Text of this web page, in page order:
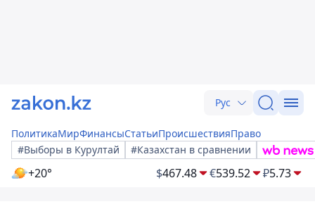
Рус
ПолитикаМирФинансыСтатьиПроисшествияПраво
#Выборы в Курултай
#Казахстан в сравнении
+20° $467.48 €539.52 ₽5.73